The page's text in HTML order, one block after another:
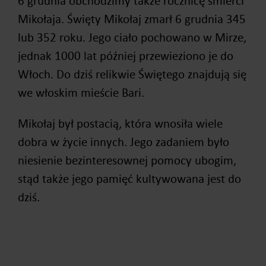
Mikołaja. Święty Mikołaj zmarł 6 grudnia 345
lub 352 roku. Jego ciało pochowano w Mirze,
jednak 1000 lat później przewieziono je do
Włoch. Do dziś relikwie Świętego znajdują się
we włoskim mieście Bari.
Mikołaj był postacią, która wnosiła wiele
dobra w życie innych. Jego zadaniem było
niesienie bezinteresownej pomocy ubogim,
stąd także jego pamięć kultywowana jest do
dziś.